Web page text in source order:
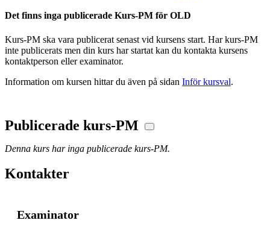
Det finns inga publicerade Kurs-PM för OLD
Kurs-PM ska vara publicerat senast vid kursens start. Har kurs-PM
inte publicerats men din kurs har startat kan du kontakta kursens
kontaktperson eller examinator.
Information om kursen hittar du även på sidan Inför kursval.
Publicerade kurs-PM
Denna kurs har inga publicerade kurs-PM.
Kontakter
Examinator